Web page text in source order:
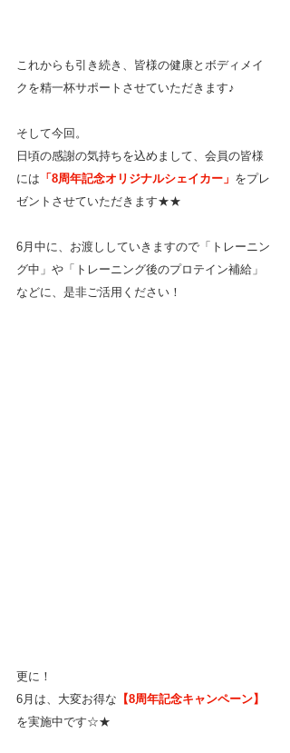
これからも引き続き、皆様の健康とボディメイ
クを精一杯サポートさせていただきます♪
そして今回。
日頃の感謝の気持ちを込めまして、会員の皆様
には 「8周年記念オリジナルシェイカー」 をプレ
ゼントさせていただきます★★
6月中に、お渡ししていきますので「トレーニン
グ中」や「トレーニング後のプロテイン補給」
などに、是非ご活用ください！
更に！
6月は、大変お得な 【8周年記念キャンペーン】
を実施中です☆★